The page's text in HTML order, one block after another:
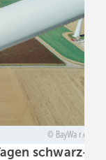
BayWa r.e.
schwarz-